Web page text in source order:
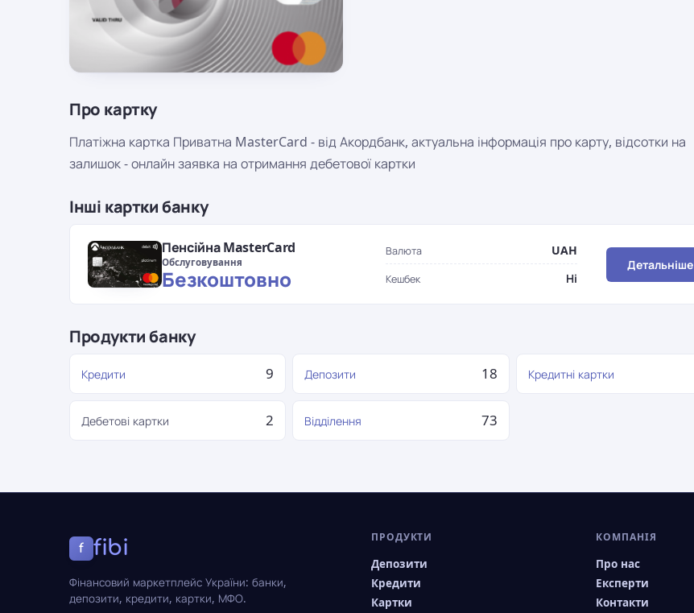
Про картку
Платіжна картка Приватна MasterCard - від Акордбанк, актуальна інформація про карту, відсотки на
залишок - онлайн заявка на отримання дебетової картки
Інші картки банку
Пенсійна MasterCard
Обслуговування
Безкоштовно
Валюта UAH
Кешбек Ні
Детальніше
Продукти банку
Кредити 9 Депозити 18 Кредитні картки
Дебетові картки 2 Відділення 73
f fibi
Фінансовий маркетплейс України: банки,
депозити, кредити, картки, МФО.
ПРОДУКТИ
Депозити
Кредити
Картки
КОМПАНІЯ
Про нас
Експерти
Контакти